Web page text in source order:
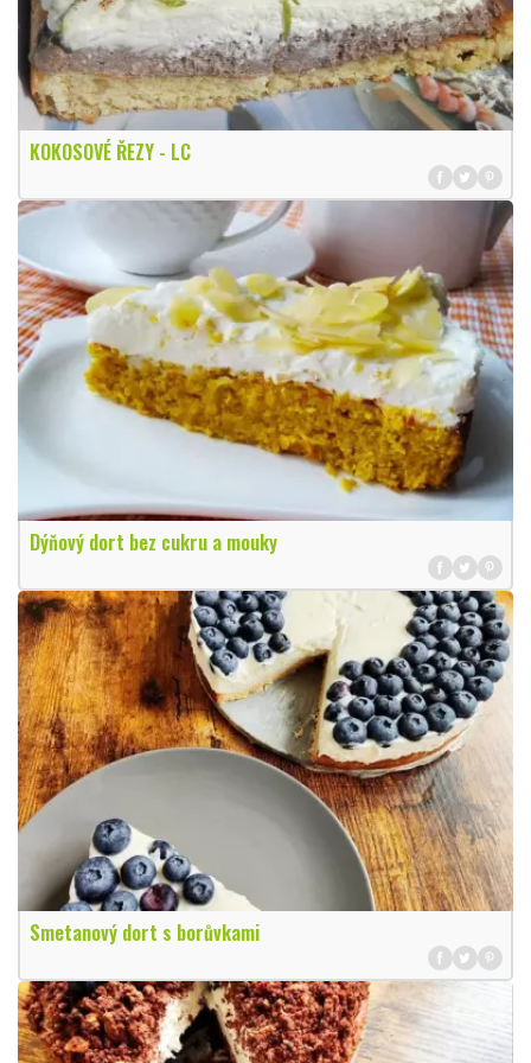
KOKOSOVÉ ŘEZY - LC
Dýňový dort bez cukru a mouky
Smetanový dort s borůvkami